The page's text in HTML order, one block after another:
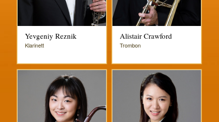
Yevgeniy Reznik
Klarinett
Alistair Crawford
Trombon